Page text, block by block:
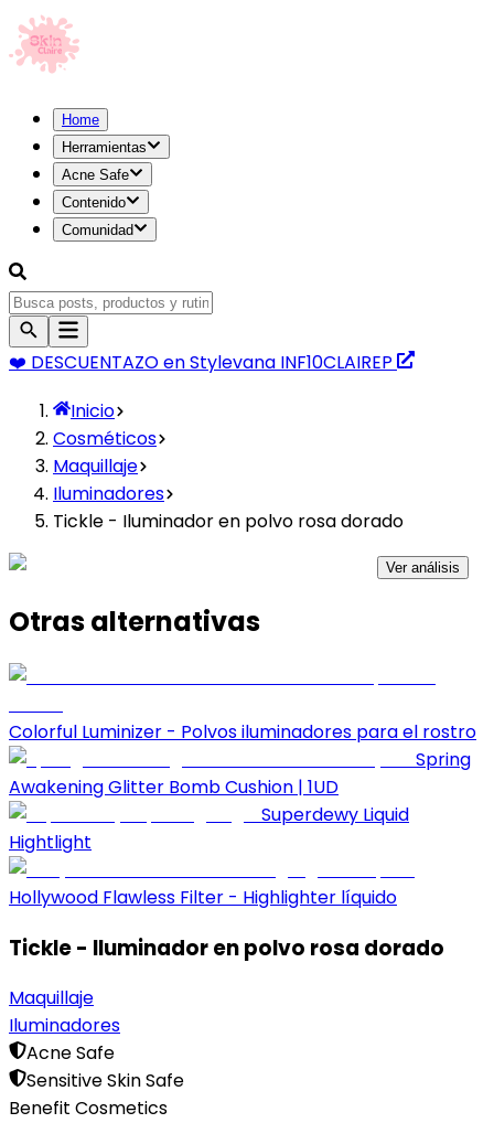
Home
Herramientas
Acne Safe
Contenido
Comunidad
❤️ DESCUENTAZOen Stylevana INF10CLAIREP
Inicio
Cosméticos
Maquillaje
Iluminadores
Tickle - Iluminador en polvo rosa dorado
Ver análisis
Otras alternativas
Colorful Luminizer - Polvos iluminadores para el rostro
Spring
Awakening Glitter Bomb Cushion | 1UD
Superdewy Liquid
Hightlight
Hollywood Flawless Filter - Highlighter líquido
Tickle - Iluminador en polvo rosa dorado
Maquillaje
Iluminadores
Acne Safe
Sensitive Skin Safe
Benefit Cosmetics